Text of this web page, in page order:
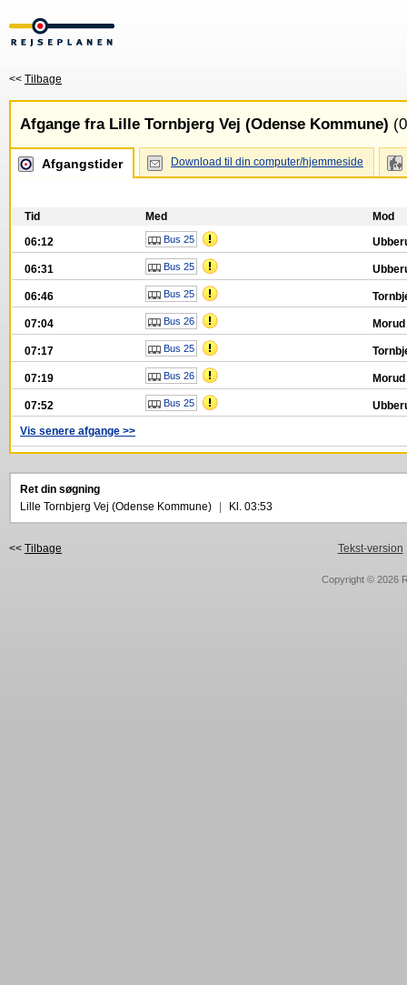
<< Tilbage
Afgange fra Lille Tornbjerg Vej (Odense Kommune)
Afgangstider Download til din computer/hjemmeside
Tid Med
Mod
06:12
Bus 25
06:31 Bus 25
06:46 Bus 25
07:04 Bus 26 Morud
07:17 Bus 25
07:19 Bus 26 Morud
07:52 Bus 25
Vis senere afgange >>
Ret din søgning
Lille Tornbjerg Vej (Odense Kommune)
Kl. 03:53
<< Tilbage Tekst-version
Copyright © 2026